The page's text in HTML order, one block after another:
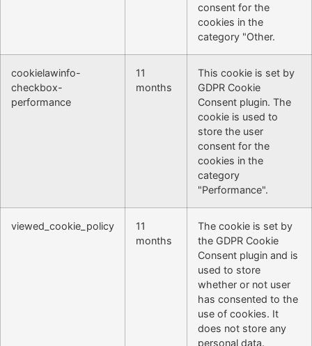
consent for the
cookies in the
category "Other.
cookielawinfo-
checkbox-
performance
11
months
This cookie is set by
GDPR Cookie
Consent plugin. The
cookie is used to
store the user
consent for the
cookies in the
category
"Performance".
viewed_cookie_policy
11
months
The cookie is set by
the GDPR Cookie
Consent plugin and is
used to store
whether or not user
has consented to the
use of cookies. It
does not store any
personal data.